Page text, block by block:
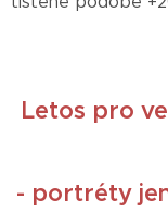
Letos pro
- portréty